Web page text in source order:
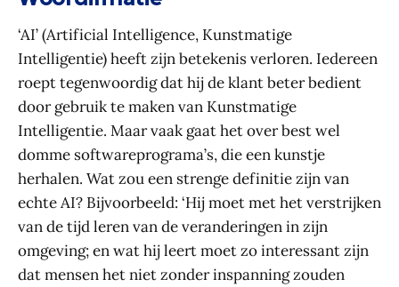
‘AI’ (Artificial Intelligence, Kunstmatige
Intelligentie) heeft zijn betekenis verloren. Iedereen
roept tegenwoordig dat hij de klant beter bedient
door gebruik te maken van Kunstmatige
Intelligentie. Maar vaak gaat het over best wel
domme softwareprograma’s, die een kunstje
herhalen. Wat zou een strenge definitie zijn van
echte AI? Bijvoorbeeld: ‘Hij moet met het verstrijken
van de tijd leren van de veranderingen in zijn
omgeving; en wat hij leert moet zo interessant zijn
dat mensen het niet zonder inspanning zouden